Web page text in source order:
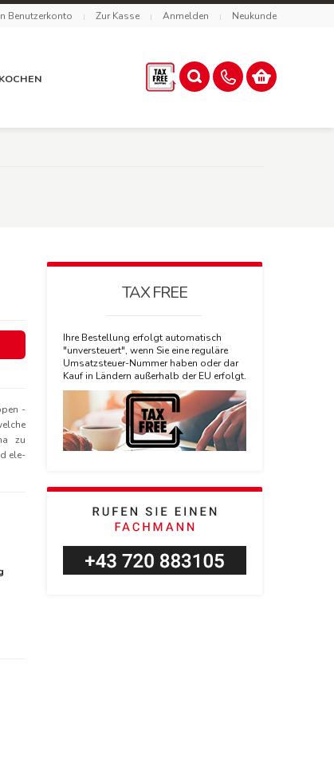
Benutzerkonto Zur Kasse Anmelden Neukunde
KOCHEN
TAX FREE
Ihre Bestellung erfolgt automatisch
"unversteuert", wenn Sie eine reguläre
Umsatzsteuer-Nummer haben oder dar
Kauf in Ländern außerhalb der EU erfolgt.
-
zu
ele-